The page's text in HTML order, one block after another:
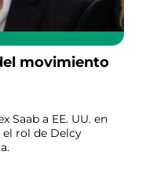
movimiento
Saab a EE. UU. en
el rol de Delcy